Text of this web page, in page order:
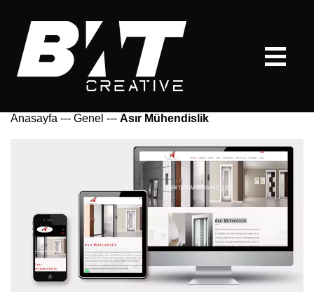
Anasayfa --- Genel --- Asır Mühendislik